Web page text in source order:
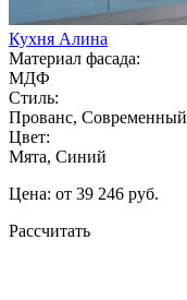
Кухня Алина
Материал фасада:
МДФ
Стиль:
Прованс, Современный
Цвет:
Мята, Синий
Цена: от 39 246 руб.
Рассчитать